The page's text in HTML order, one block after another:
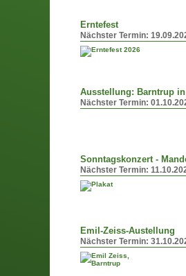
Erntefest
Nächster Termin:
Ausstellung: Barntrup
Nächster Termin:
Sonntagskonzert -
Nächster Termin:
Emil-Zeiss-Austellung
Nächster Termin: